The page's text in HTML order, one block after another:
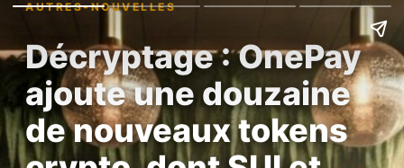
AUTRES-NOUVELLES
Décryptage : OnePay
ajoute une douzaine
de nouveaux tokens